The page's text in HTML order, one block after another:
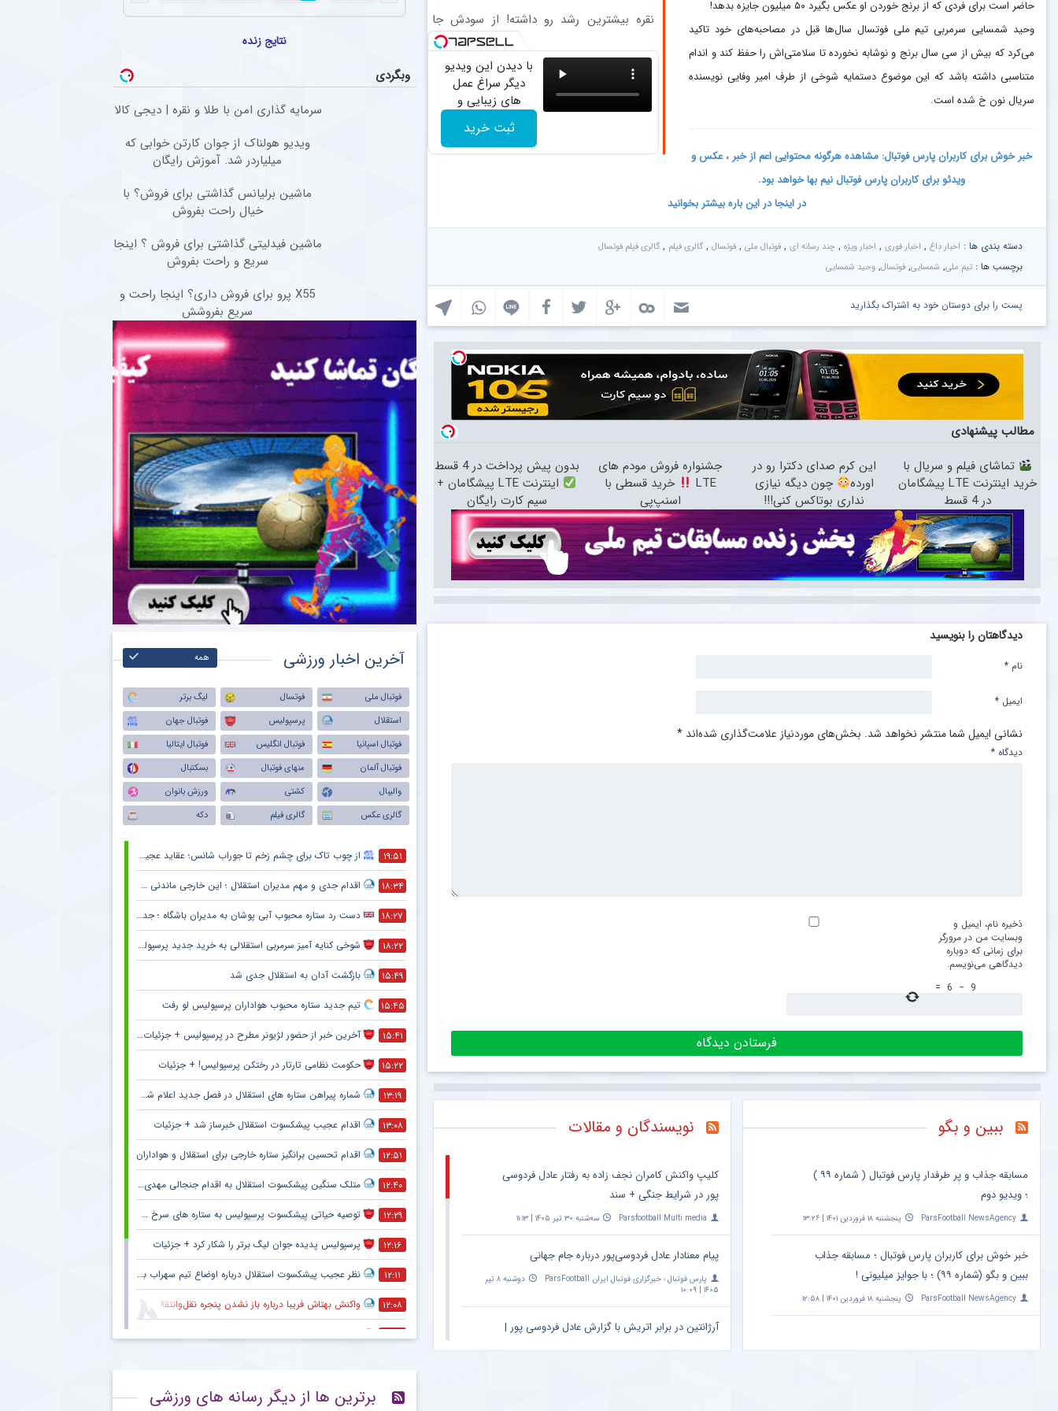
نقره بیشترین رشد رو داشته! از سودش جا
با دیدن این ویدیو
دیگر سراغ عمل
های زیبایی و
بوتاکس نمی روید
ثبت خرید
حاضر است برای فردی که از برنج خوردن او عکس بگیرد ۵۰ میلیون جایزه بدهد!
وحید شمسایی سرمربی تیم ملی فوتسال سال‌ها قبل در مصاحبه‌های خود تاکید
می‌کرد که بیش از سی سال برنج و نوشابه نخورده تا سلامتی‌اش را حفظ کند و اندام
متناسبی داشته باشد که این موضوع دستمایه شوخی از طرف امیر وفایی نویسنده
سریال نون خ شده است.
خبر خوش برای کاربران پارس فوتبال: مشاهده هرگونه محتوایی اعم از خبر ، عکس و
ویدئو برای کاربران پارس فوتبال نیم بها خواهد بود.
در اینجا در این باره بیشتر بخوانید
دسته بندی ها : اخبار داغ , اخبار فوری , اخبار ویژه , چند رسانه ای , فوتبال ملی , فوتسال , گالری فیلم , گالری فیلم فوتسال
برچسب ها : تیم ملی, شمسایی, فوتسال, وحید شمسایی
پست را برای دوستان خود به اشتراک بگذارید
مطالب پیشنهادی
تماشای فیلم و سریال با
خرید اینترنت LTE پیشگامان
در 4 قسط
این کرم صدای دکترا رو در
اورده
چون دیگه نیازی
نداری بوتاکس کنی!!!
جشنواره فروش مودم های
LTE
خرید قسطی با
اسنپ‌پی
بدون پیش پرداخت در 4 قسط
اینترنت LTE پیشگامان +
سیم کارت رایگان
دیدگاهتان را بنویسید
نشانی ایمیل شما منتشر نخواهد شد. بخش‌های موردنیاز علامت‌گذاری شده‌اند *
دیدگاه *
نام *
ایمیل *
ذخیره نام، ایمیل و
وبسایت من در مرورگر
برای زمانی که دوباره
دیدگاهی می‌نویسم.
9
−
6
=
ببین و بگو
مسابقه جذاب و پر طرفدار پارس فوتبال ( شماره ۹۹ )
؛ ویدیو دوم
ParsFootball NewsAgency پنجشنبه ۱۸ فروردین ۱۴۰۱ | ۱۳:۲۶
خبر خوش برای کاربران پارس فوتبال ؛ مسابقه جذاب
ببین و بگو (شماره ۹۹) ؛ با جوایز میلیونی !
ParsFootball NewsAgency پنجشنبه ۱۸ فروردین ۱۴۰۱ | ۱۲:۵۸
نویسندگان و مقالات
کلیپ واکنش کامران نجف زاده به رفتار عادل فردوسی
پور در شرایط جنگی + سند
Parsfootball Multi media سه‌شنبه ۳۰ تیر ۱۴۰۵ | ۱۱:۱۳
پیام معنادار عادل فردوسی‌پور درباره جام جهانی
پارس فوتبال ؛ خبرگزاری فوتبال ایران ParsFootball
دوشنبه ۸ تیر
۱۴۰۵ | ۱۰:۰۹
آرژانتین در برابر اتریش با گزارش عادل فردوسی پور |
امشب ساعت ۲۰:۳۰ – پخش زنده در اپارات اسپرت
تیم ملی ایران + سند
توسط قلعه نویی + سند
نتایج زنده
وبگردی
سرمایه گذاری امن با طلا و نقره | دیجی کالا
ویدیو هولناک از جوان کارتن خوابی که
میلیاردر شد. آموزش رایگان
ماشین برلیانس گذاشتی برای فروش؟ با
خیال راحت بفروش
ماشین فیدلیتی گذاشتی برای فروش ؟ اینجا
سریع و راحت بفروش
X55 پرو برای فروش داری؟ اینجا راحت و
سریع بفروشش
آخرین اخبار ورزشی همه
فوتبال ملی فوتسال
لیگ برتر
استقلال
پرسپولیس
فوتبال جهان
فوتبال اسپانیا
فوتبال انگلیس
فوتبال ایتالیا
فوتبال آلمان
منهای فوتبال
بسکتبال
والیبال
کشتی
ورزش بانوان
گالری عکس
گالری فیلم دکه
۱۹:۵۱ از چوب تاک برای چشم زخم تا جوراب شانس؛ عقاید عجیب فوتبالیست‌ها!
۱۸:۳۴ اقدام جدی و مهم مدیران استقلال ؛ این خارجی ماندنی شد
۱۸:۲۷ دست رد ستاره محبوب آبی پوشان به مدیران باشگاه ؛ جدایی قطعی است !
۱۸:۲۲ شوخی کنایه آمیز سرمربی استقلالی به خرید جدید پرسپولیس
۱۵:۴۹ بازگشت آدان به استقلال جدی شد
۱۵:۴۵ تیم جدید ستاره محبوب هواداران پرسپولیس لو رفت
۱۵:۴۱ آخرین خبر از حضور لژیونر مطرح در پرسپولیس + جزئیات لو رفته
۱۵:۲۲ حکومت نظامی تارتار در رختکن پرسپولیس! + جزئیات
۱۳:۱۹ شماره پیراهن ستاره های استقلال در فصل جدید اعلام شد + جزئیات
۱۳:۰۸ اقدام عجیب پیشکسوت استقلال خبرساز شد + جزئیات
۱۲:۵۱ اقدام تحسین برانگیز ستاره خارجی برای استقلال و هواداران
۱۲:۴۰ متلک سنگین پیشکسوت استقلال به اقدام جنجالی مهدی تاج در فدراسیون فوتبال
۱۲:۲۹ توصیه حیاتی پیشکسوت پرسپولیس به ستاره های سرخ + جزئیات
۱۲:۱۶ پرسپولیس پدیده جوان لیگ برتر را شکار کرد + جزئیات
۱۲:۱۱ نظر عجیب پیشکسوت استقلال درباره اوضاع تیم سهراب بختیاری زاده + جزئیات
۱۲:۰۸ واکنش بهتاش فریبا درباره باز نشدن پنجره نقل‌وانتقالات استقلال
۱۲:۰۴
۱۱:۵۵ رقابت دروازه‌بان محبوب تراکتور با علیرضا بیرانوند
برترین ها از دیگر رسانه های ورزشی